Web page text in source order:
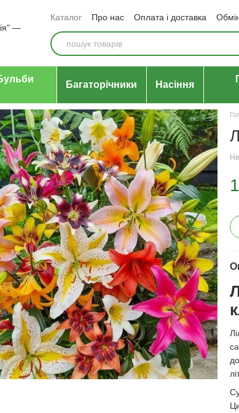
Каталог Про нас Оплата і доставка
Відгуки про магазин
Угода користувача
Багаторічники Насіння